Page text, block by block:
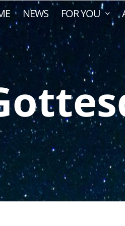
NEWS FOR YOU